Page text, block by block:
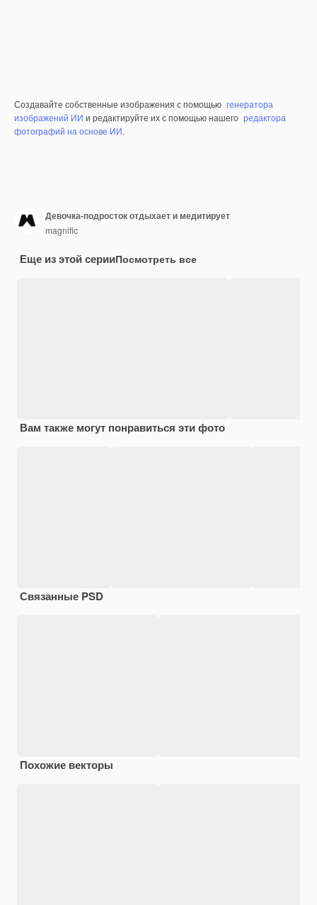
Создавайте собственные изображения с помощью генератора
изображений ИИ и редактируйте их с помощью нашего редактора
фотографий на основе ИИ.
Девочка-подросток отдыхает и медитирует
magnific
Еще из этой серииПосмотреть все
Вам также могут понравиться эти фото
Связанные PSD
Похожие векторы